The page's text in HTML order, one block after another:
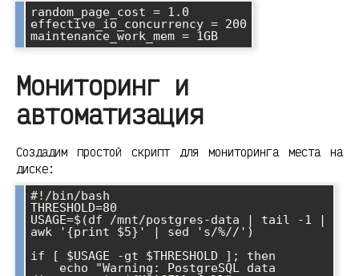
random_page_cost = 1.0
effective_io_concurrency = 200
Мониторинг и
автоматизация
Создадим простой скрипт для мониторинга места на
диске:
#!/bin/bash
THRESHOLD=80
USAGE=$(df /mnt/postgres-data | tail -1 |
awk '{print $5}' | sed 's/%//')
if [ $USAGE -gt $THRESHOLD ]; then